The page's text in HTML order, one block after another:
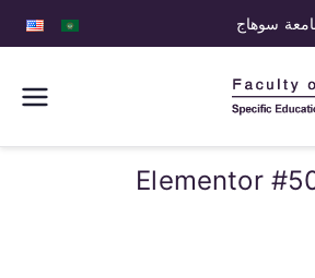
سوهاج
كلية التربية
النوعية
Elementor